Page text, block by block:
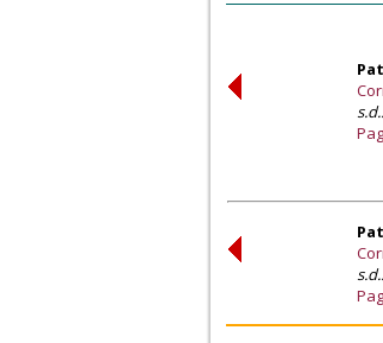
s.d..
s.d..